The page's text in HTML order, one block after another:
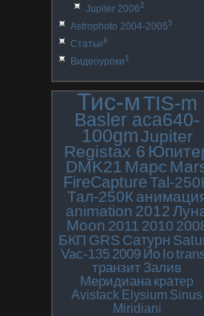
Jupiter 20062
Astrophoto 2004-20055
Статьи8
Видеоуроки1
Тис-мTIS-m
Basler aca640-
100gmJupiter
Registax 6
DMK21 Марс
FireCaptureTal-
Тал-250К
animation 2012
Moon 2011 2010
БКП GRS Сатурн
Vac-135 2009 Ио Io
транзит Залив
Меридиана кратер
Avistack Elysium Sinus
Miridiani